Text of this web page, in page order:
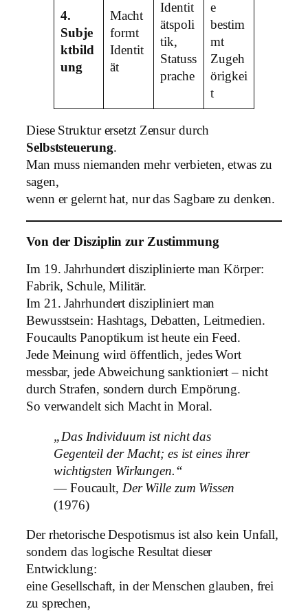
4.
Subje
ktbild
ung
Macht
formt
Identit
ät
Identit
ätspoli
tik,
Statuss
prache
e
bestim
mt
Zugeh
örigkei
t
Diese Struktur ersetzt Zensur durch
Selbststeuerung.
Man muss niemanden mehr verbieten, etwas zu
sagen,
wenn er gelernt hat, nur das Sagbare zu denken.
Von der Disziplin zur Zustimmung
Im 19. Jahrhundert disziplinierte man Körper:
Fabrik, Schule, Militär.
Im 21. Jahrhundert diszipliniert man
Bewusstsein: Hashtags, Debatten, Leitmedien.
Foucaults Panoptikum ist heute ein Feed.
Jede Meinung wird öffentlich, jedes Wort
messbar, jede Abweichung sanktioniert – nicht
durch Strafen, sondern durch Empörung.
So verwandelt sich Macht in Moral.
„Das Individuum ist nicht das
Gegenteil der Macht; es ist eines ihrer
wichtigsten Wirkungen.“
— Foucault, Der Wille zum Wissen
(1976)
Der rhetorische Despotismus ist also kein Unfall,
sondern das logische Resultat dieser
Entwicklung:
eine Gesellschaft, in der Menschen glauben, frei
zu sprechen,